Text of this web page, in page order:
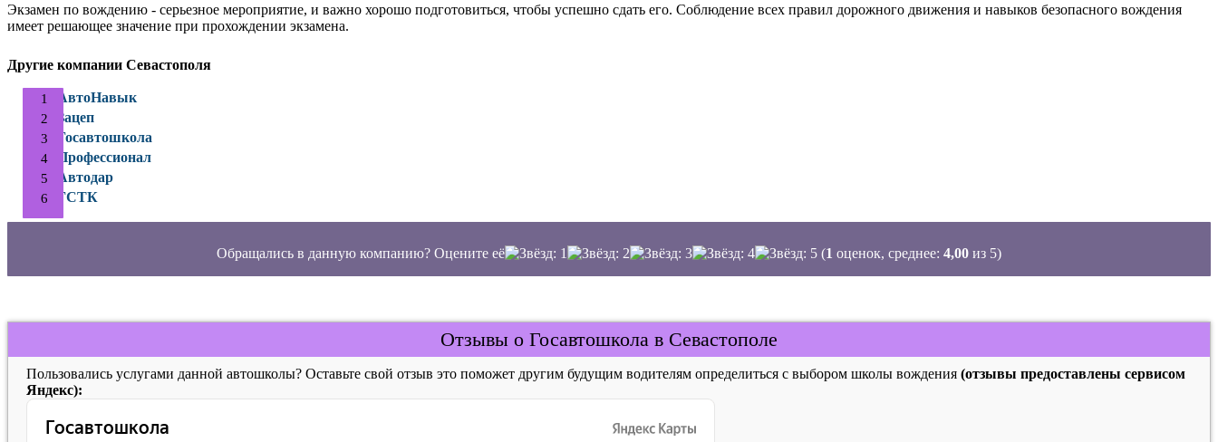
Экзамен по вождению - серьезное мероприятие, и важно хорошо подготовиться, чтобы успешно сдать его. Соблюдение всех правил дорожного движения и навыков безопасного вождения
имеет решающее значение при прохождении экзамена.
Другие компании Севастополя
АвтоНавык
Зацеп
Госавтошкола
Профессионал
Автодар
ГСТК
Обращались в данную компанию? Оцените её (1 оценок, среднее: 4,00 из 5)
Отзывы о Госавтошкола в Севастополе
Пользовались услугами данной автошколы? Оставьте свой отзыв это поможет другим будущим водителям определиться с выбором школы вождения (отзывы предоставлены сервисом
Яндекс):